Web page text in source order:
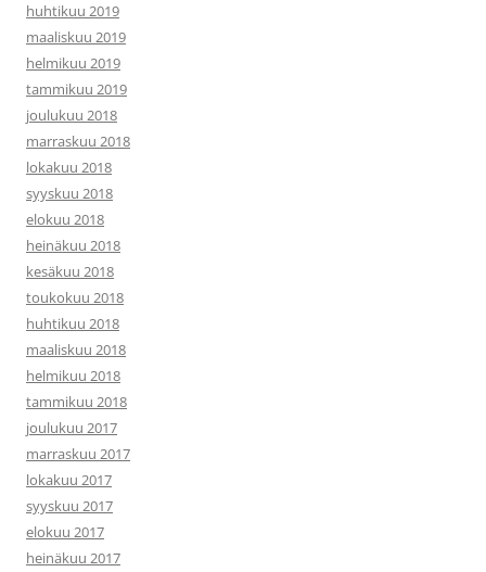
huhtikuu 2019
maaliskuu 2019
helmikuu 2019
tammikuu 2019
joulukuu 2018
marraskuu 2018
lokakuu 2018
syyskuu 2018
elokuu 2018
heinäkuu 2018
kesäkuu 2018
toukokuu 2018
huhtikuu 2018
maaliskuu 2018
helmikuu 2018
tammikuu 2018
joulukuu 2017
marraskuu 2017
lokakuu 2017
syyskuu 2017
elokuu 2017
heinäkuu 2017